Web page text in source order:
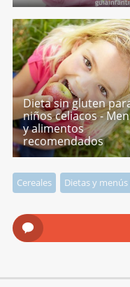
Dieta sin gluten
niños celiacos -
y alimentos
recomendados
Cereales Dietas y